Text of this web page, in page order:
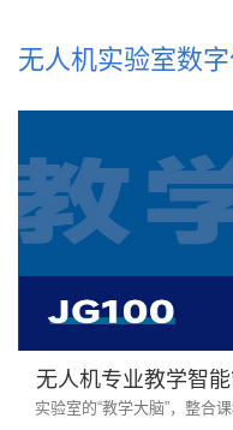
无人机实验室数
无人机专业教学智
实验室的“教学大脑”，整合